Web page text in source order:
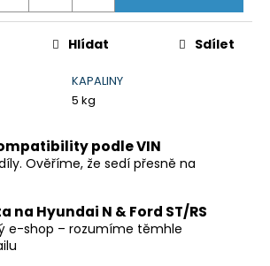
KAPALINY
5 kg
Hlídat Sdílet
podle VIN
Ověříme, že sedí přesně na
na Hyundai N & Ford ST/RS
e-shop – rozumíme těmhle